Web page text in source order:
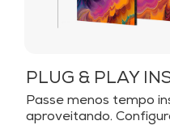
PLUG & PLAY
Passe menos tempo
aproveitando.